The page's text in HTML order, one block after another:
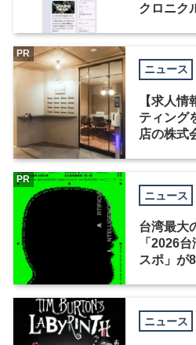
クロニク
ニュース
【求人
ティング
店の株式
PR
ニュース
台湾最大
「2026
スポ」が
PR
ニュース